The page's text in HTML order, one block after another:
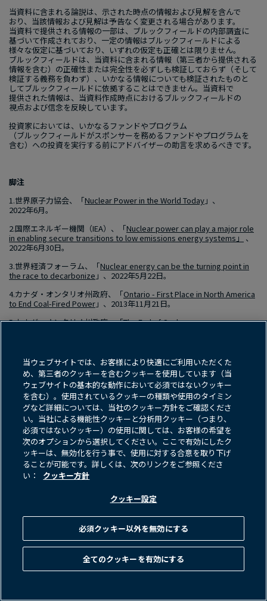
当資料に​含まれる​論説は、​示された​時点の​情報および​見解を​含んで​
おり、​当該情報および​見解は​予告なく​変更される​場合が​あります。​
当資料で​提供される​情報の​一部は、​ブルックフィールドの​内部​調査に​
基づいて​作成されており、​一定の​情報は​ブルックフィールドに​よる​
様々な​仮定に​基づいており、​いずれの​仮定も​正確とは​限りません。​
ブルックフィールドは、​当資料に​含まれる​情報​（第三者から​提供される​
情報を​含む）の​正確性または​完全性を​必ずしも​検証しておらず​（そして​
検証する​義務を​負わず）、​いかなる​情報に​ついても​検証された​ものと​
して​ブルックフィールドに​依拠する​ことは​できません。​当資料で​
提供された​情報は、​当資料作成時点に​おける​ブルックフィールドの​
視点および​信念を​反映しています。
投資家に​おいては、​いかなる​ファンドや​プログラム​
（ブルックフィールドが​スポンサーを​務める​ファンドや​プログラムを​
含む）​への​投資を​実行する​前に​アドバイザーの​助言を​求めるべきです。
脚注
1.世界原子力協会、​「NuclearPowerin the World Today 」、
2022年6月。
2.国際エネルギー機関​（IEA）、​「Nuclearpower can play a majorrole
in enabling secure transitions to low emissions energysystems 」 、
2022年6月30日。
3.世界経済フォーラム、​「Nuclear energy can be the turning pointin
the race to decarbonize 」、 ​2022年5月22日。
4.カナダ・オンタリオ州政府、​「Ontario - FirstPlace in North America
to End Coal-Fired Power 」、 ​2013年11月21日。
5.カナダ・オンタリオ州政府、​「TheEndofCoal」
フィナンシャル・タイムズ、​「Ministersunder fire for‘lastminute’
attempt tobolster Britain’s winter energysupplies」、
2022年6 月5日。
フィナンシャル・タイムズ、​「South Koreasignalsnuclear fuel
as global energy crisis looms」、​2022年4月13日。
ブルームバーグ、​「South KoreaLooks to NuclearExpansionin
MeetClimateTargets」、​2022年6月16日。
デューク・エナジー
。
デューク・エナジー。
コーンウェル・インサイト、​フィナンシャル・タイムズ経由、​「
research」、​2022年7月8日。
フィナンシャル・タイムズ、​「
avertgasshortageasRussiacutssupply」、​2022年6月19日。
フィナンシャル・タイムズ、​「 Germanyto keep
standbyincaseofenergycrunch」、​2022年9月5日。
当ウェブサイトでは、お客様により快適にご利用いただくた
め、第三者のクッキーを含むクッキーを使用しています（当
ウェブサイトの基本的な動作において必須ではないクッキー
を含む）。使用されているクッキーの種類や使用のタイミン
グなど詳細については、当社のクッキー方針をご確認くださ
い。当社による機能性クッキーと分析用クッキー（つまり、
必須ではないクッキー）の使用に関しては、お客様の希望を
次のオプションから選択してください。ここで有効にしたク
ッキーは、無効化を行う事で、使用に対する合意を取り下げ
ることが可能です。詳しくは、次のリンクをご参照くださ
い：
クッキー方針
クッキー設定
必須クッキー以外を無効にする
全てのクッキーを有効にする